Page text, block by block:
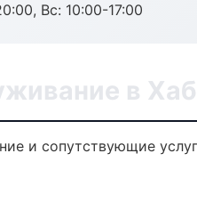
Вс: 10:00-17:00
в
и сопутствующие